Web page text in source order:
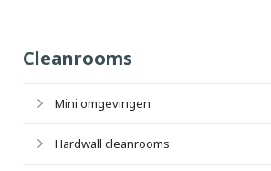
Cleanrooms
Mini omgevingen
Hardwall cleanrooms